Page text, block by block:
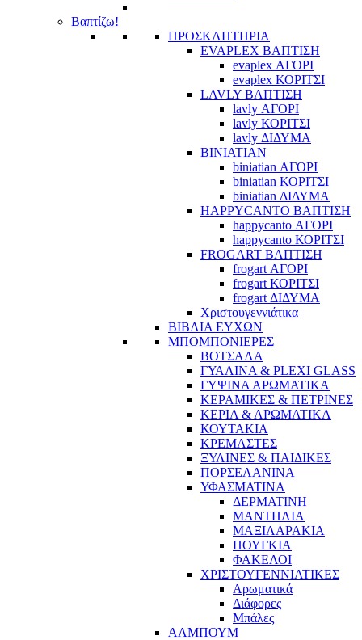
Βαπτίζω!
ΠΡΟΣΚΛΗΤΗΡΙΑ
EVAPLEX ΒΑΠΤΙΣΗ
evaplex ΑΓΟΡΙ
evaplex ΚΟΡΙΤΣΙ
LAVLY ΒΑΠΤΙΣΗ
lavly ΑΓΟΡΙ
lavly ΚΟΡΙΤΣΙ
lavly ΔΙΔΥΜΑ
BINIATIAN
biniatian ΑΓΟΡΙ
biniatian ΚΟΡΙΤΣΙ
biniatian ΔΙΔΥΜΑ
HAPPYCANTO ΒΑΠΤΙΣΗ
happycanto ΑΓΟΡΙ
happycanto ΚΟΡΙΤΣΙ
FROGART ΒΑΠΤΙΣΗ
frogart ΑΓΟΡΙ
frogart ΚΟΡΙΤΣΙ
frogart ΔΙΔΥΜΑ
Χριστουγεννιάτικα
ΒΙΒΛΙΑ ΕΥΧΩΝ
ΜΠΟΜΠΟΝΙΕΡΕΣ
ΒΟΤΣΑΛΑ
ΓΥΑΛΙΝΑ & PLEXI GLASS
ΓΥΨΙΝΑ ΑΡΩΜΑΤΙΚΑ
ΚΕΡΑΜΙΚΕΣ & ΠΕΤΡΙΝΕΣ
ΚΕΡΙΑ & ΑΡΩΜΑΤΙΚΑ
ΚΟΥΤΑΚΙΑ
ΚΡΕΜΑΣΤΕΣ
ΞΥΛΙΝΕΣ & ΠΑΙΔΙΚΕΣ
ΠΟΡΣΕΛΑΝΙΝΑ
ΥΦΑΣΜΑΤΙΝA
ΔΕΡΜΑΤΙΝΗ
ΜΑΝΤΗΛΙΑ
ΜΑΞΙΛΑΡΑΚΙΑ
ΠΟΥΓΚΙΑ
ΦΑΚΕΛΟΙ
ΧΡΙΣΤΟΥΓΕΝΝΙΑΤΙΚΕΣ
Αρωματικά
Διάφορες
Μπάλες
ΑΛΜΠΟΥΜ